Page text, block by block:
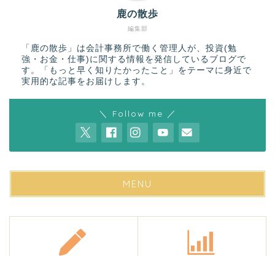
編集部
鹿の散歩
「鹿の散歩」は会計事務所で働く管理人が、投資(勉
強・お金・仕事)に関する情報を発信しているブログで
す。「もっと早く知りたかったこと」をテーマに身近で
実用的な記事をお届けします。
＼ Follow me ／
MENU